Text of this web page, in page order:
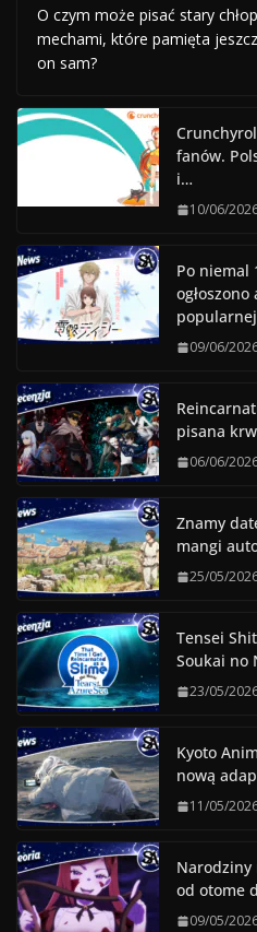
O czym może pisać stary
mechami, które pamięta
on sam?
fanów.
i…
10/06/
Po niemal
09/06/
pisana
06/06/
Znamy
mangi
25/05/
Tensei
Soukai
23/05/
Kyoto
nową
11/05/
Narodziny
od otome
09/05/